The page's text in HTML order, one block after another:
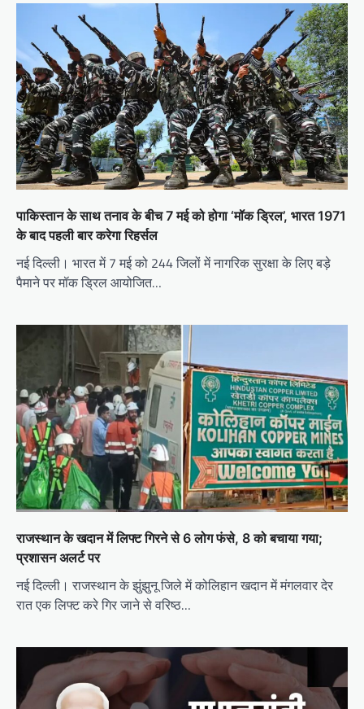
पाकिस्तान के साथ तनाव के बीच 7 मई को होगा ‘मॉक ड्रिल’, भारत 1971
के बाद पहली बार करेगा रिहर्सल
नई दिल्ली। भारत में 7 मई को 244 जिलों में नागरिक सुरक्षा के लिए बड़े
पैमाने पर मॉक ड्रिल आयोजित…
राजस्थान के खदान में लिफ्ट गिरने से 6 लोग फंसे, 8 को बचाया गया;
प्रशासन अलर्ट पर
नई दिल्ली। राजस्थान के झुंझुनू जिले में कोलिहान खदान में मंगलवार देर
रात एक लिफ्ट करे गिर जाने से वरिष्ठ…